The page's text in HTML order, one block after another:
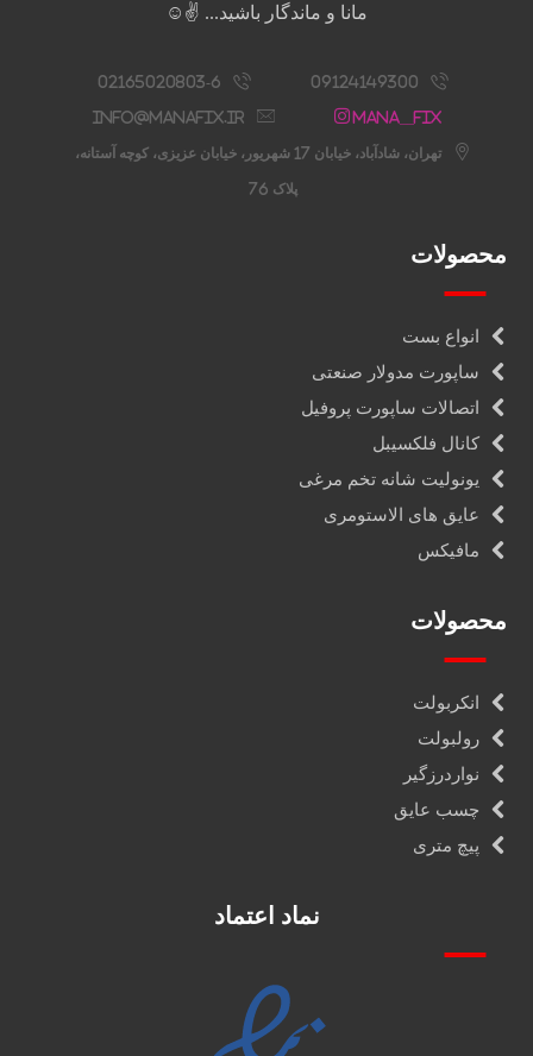
مانا و ماندگار باشید... ✌️☺️
09124149300
02165020803-6
Mana__fix
info@manafix.ir
تهران، شادآباد، خیابان 17 شهریور، خیابان عزیزی، کوچه آستانه،
پلاک 76
محصولات
انواع بست
ساپورت مدولار صنعتی
اتصالات ساپورت پروفیل
کانال فلکسیبل
یونولیت شانه تخم مرغی
عایق های الاستومری
مافیکس
محصولات
انکربولت
رولبولت
نواردرزگیر
چسب عایق
پیچ متری
نماد اعتماد